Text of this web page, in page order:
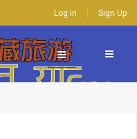
Log in Sign Up